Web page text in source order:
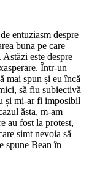
entuziasm despre
buna pe care
este despre
Într-un
mai spun și eu încă
să fiu subiectivă
și mi-ar fi imposibil
ăsta, m-am
au fost la protest,
simt nevoia să
spune Bean în